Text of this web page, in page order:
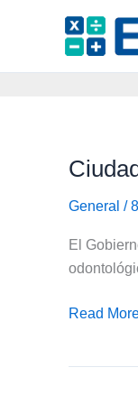
General /
El
Ciudad
Read